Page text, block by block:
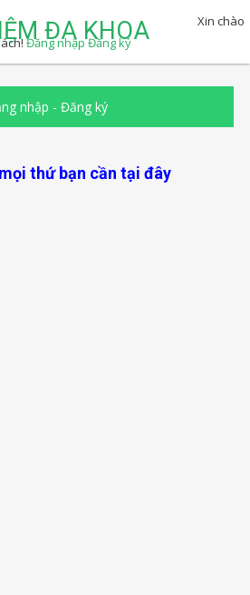
ĐA KHOA
Xin chào
Đăng nhậpĐăng ký
nhập -Đăng ký
thứ bạn cần tại đây